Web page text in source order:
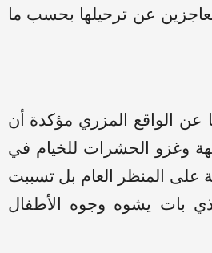
عن ترحيلها بحسب ما
عن الواقع المزري مؤكدة أن
وغزو الحشرات للخيام في
على المنظر العام بل تسببت
بات يشوه وجوه الأطفال